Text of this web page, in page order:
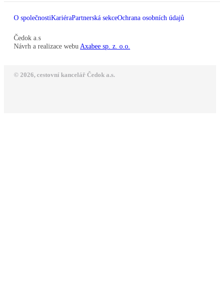
O společnostiKariéraPartnerská sekceOchrana osobních údajů
Čedok a.s
Návrh a realizace webu Axabee sp. z. o.o.
© 2026, cestovní kancelář Čedok a.s.